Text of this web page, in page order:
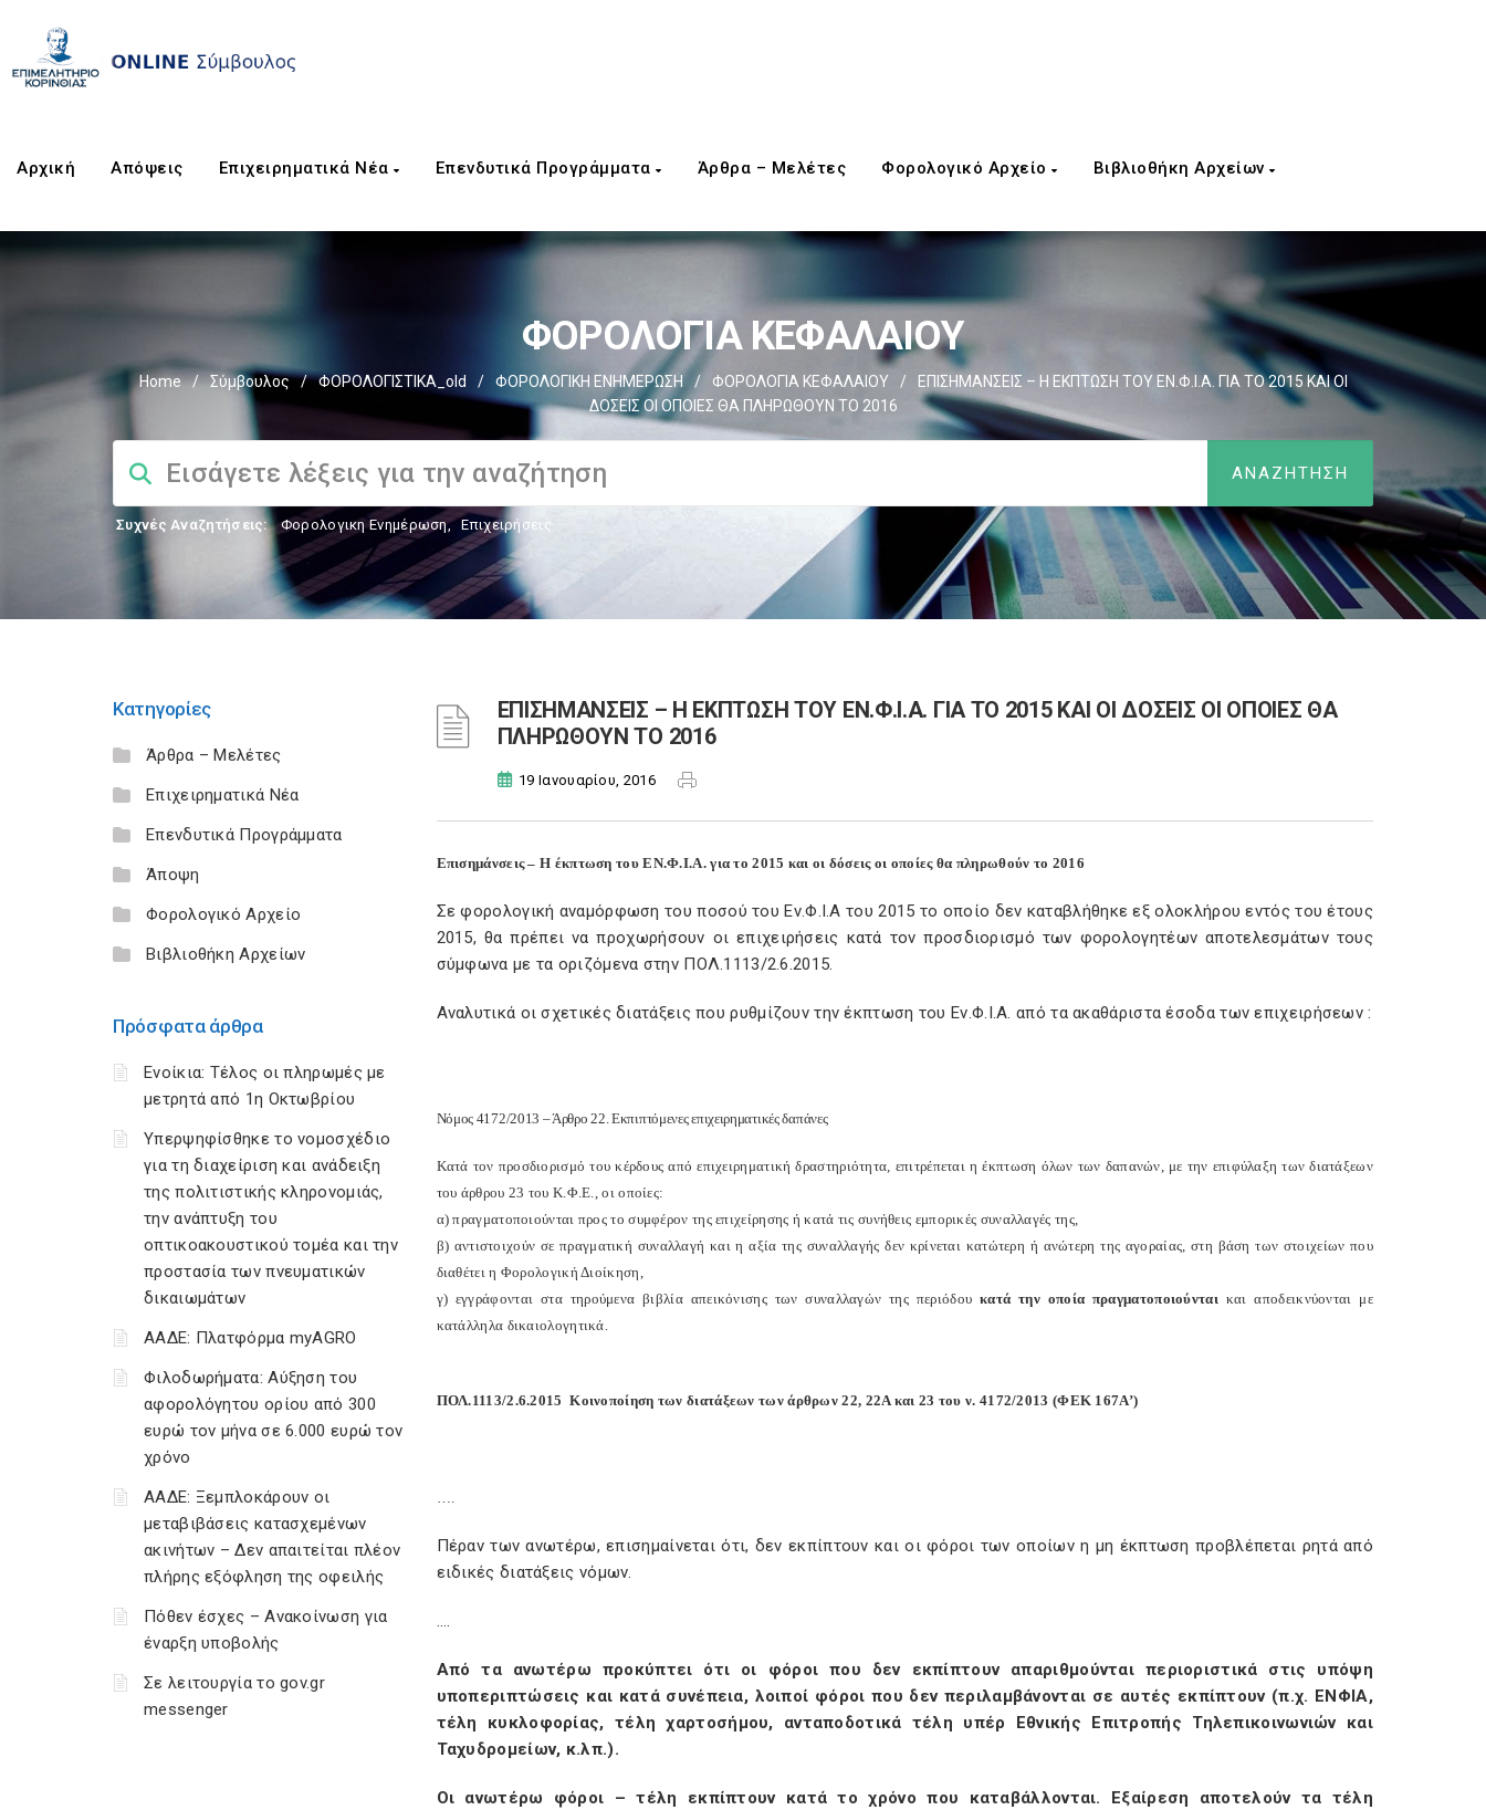
Αρχική Απόψεις Επιχειρηματικά Νέα Επενδυτικά Προγράμματα Άρθρα – Μελέτες Φορολογικό Αρχείο Βιβλιοθήκη Αρχείων
ΦΟΡΟΛΟΓΙΑ ΚΕΦΑΛΑΙΟΥ
Home / Σύμβουλος / ΦΟΡΟΛΟΓΙΣΤΙΚΑ_old / ΦΟΡΟΛΟΓΙΚΗ ΕΝΗΜΕΡΩΣΗ / ΦΟΡΟΛΟΓΙΑ ΚΕΦΑΛΑΙΟΥ /
ΕΠΙΣΗΜΑΝΣΕΙΣ – Η ΕΚΠΤΩΣΗ ΤΟΥ ΕΝ.Φ.Ι.Α. ΓΙΑ ΤΟ 2015 ΚΑΙ ΟΙ
ΔΟΣΕΙΣ ΟΙ ΟΠΟΙΕΣ ΘΑ ΠΛΗΡΩΘΟΥΝ ΤΟ 2016
Συχνές Αναζητήσεις: Φορολογικη Ενημέρωση, Επιχειρήσεις
Κατηγορίες
Άρθρα – Μελέτες
Επιχειρηματικά Νέα
Επενδυτικά Προγράμματα
Άποψη
Φορολογικό Αρχείο
Βιβλιοθήκη Αρχείων
Πρόσφατα άρθρα
Ενοίκια: Τέλος οι πληρωμές με
μετρητά από 1η Οκτωβρίου
Υπερψηφίσθηκε το νομοσχέδιο
για τη διαχείριση και ανάδειξη
της πολιτιστικής κληρονομιάς,
την ανάπτυξη του
οπτικοακουστικού τομέα και την
προστασία των πνευματικών
δικαιωμάτων
ΑΑΔΕ: Πλατφόρμα myAGRO
Φιλοδωρήματα: Αύξηση του
αφορολόγητου ορίου από 300
ευρώ τον μήνα σε 6.000 ευρώ τον
χρόνο
ΑΑΔΕ: Ξεμπλοκάρουν οι
μεταβιβάσεις κατασχεμένων
ακινήτων – Δεν απαιτείται πλέον
πλήρης εξόφληση της οφειλής
Πόθεν έσχες – Ανακοίνωση για
έναρξη υποβολής
Σε λειτουργία το gov.gr
messenger
ΕΠΙΣΗΜΑΝΣΕΙΣ – Η ΕΚΠΤΩΣΗ ΤΟΥ ΕΝ.Φ.Ι.Α. ΓΙΑ ΤΟ 2015 ΚΑΙ ΟΙ ΔΟΣΕΙΣ ΟΙ ΟΠΟΙΕΣ ΘΑ
ΠΛΗΡΩΘΟΥΝ ΤΟ 2016
19 Ιανουαρίου, 2016
Επισημάνσεις – Η έκπτωση του ΕΝ.Φ.Ι.Α. για το 2015 και οι δόσεις οι οποίες θα πληρωθούν το 2016
Σε φορολογική αναμόρφωση του ποσού του Εν.Φ.Ι.Α του 2015 το οποίο δεν καταβλήθηκε εξ ολοκλήρου εντός του έτους
2015, θα πρέπει να προχωρήσουν οι επιχειρήσεις κατά τον προσδιορισμό των φορολογητέων αποτελεσμάτων τους
σύμφωνα με τα οριζόμενα στην ΠΟΛ.1113/2.6.2015.
Αναλυτικά οι σχετικές διατάξεις που ρυθμίζουν την έκπτωση του Εν.Φ.Ι.Α. από τα ακαθάριστα έσοδα των επιχειρήσεων :
Νόμος 4172/2013 – Άρθρο 22. Εκπιπτόμενες επιχειρηματικές δαπάνες
Κατά τον προσδιορισμό του κέρδους από επιχειρηματική δραστηριότητα, επιτρέπεται η έκπτωση όλων των δαπανών, με την επιφύλαξη των διατάξεων
του άρθρου 23 του Κ.Φ.Ε., οι οποίες:
α) πραγματοποιούνται προς το συμφέρον της επιχείρησης ή κατά τις συνήθεις εμπορικές συναλλαγές της,
β) αντιστοιχούν σε πραγματική συναλλαγή και η αξία της συναλλαγής δεν κρίνεται κατώτερη ή ανώτερη της αγοραίας, στη βάση των στοιχείων που
διαθέτει η Φορολογική Διοίκηση,
γ) εγγράφονται στα τηρούμενα βιβλία απεικόνισης των συναλλαγών της περιόδου κατά την οποία πραγματοποιούνται και αποδεικνύονται με
κατάλληλα δικαιολογητικά.
ΠΟΛ.1113/2.6.2015 Κοινοποίηση των διατάξεων των άρθρων 22, 22Α και 23 του ν. 4172/2013 (ΦΕΚ 167Α’)
….
Πέραν των ανωτέρω, επισημαίνεται ότι, δεν εκπίπτουν και οι φόροι των οποίων η μη έκπτωση προβλέπεται ρητά από
ειδικές διατάξεις νόμων.
….
Από τα ανωτέρω προκύπτει ότι οι φόροι που δεν εκπίπτουν απαριθμούνται περιοριστικά στις υπόψη
υποπεριπτώσεις και κατά συνέπεια, λοιποί φόροι που δεν περιλαμβάνονται σε αυτές εκπίπτουν (π.χ. ΕΝΦΙΑ,
τέλη κυκλοφορίας, τέλη χαρτοσήμου, ανταποδοτικά τέλη υπέρ Εθνικής Επιτροπής Τηλεπικοινωνιών και
Ταχυδρομείων, κ.λπ.).
Οι ανωτέρω φόροι – τέλη εκπίπτουν κατά το χρόνο που καταβάλλονται. Εξαίρεση αποτελούν τα τέλη